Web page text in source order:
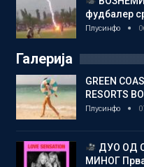
фудбалер
Плусинфо
Галерија
GREEN
RESORTS
Плусинфо
ДУО ОД
МИНОГ